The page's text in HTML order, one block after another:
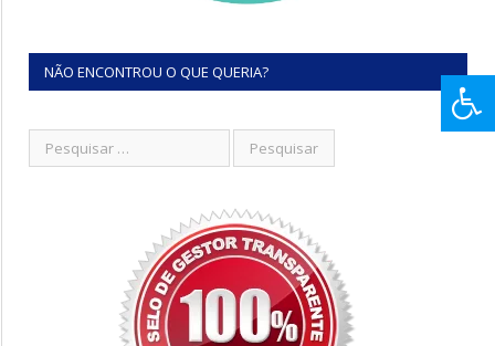
NÃO ENCONTROU O QUE QUERIA?